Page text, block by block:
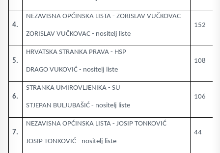
4.
NEZAVISNA OPĆINSKA LISTA - ZORISLAV VUČKOVAC
152
ZORISLAV VUČKOVAC - nositelj liste
5.
HRVATSKA STRANKA PRAVA - HSP
108
DRAGO VUKOVIĆ - nositelj liste
6.
STRANKA UMIROVLJENIKA - SU
106
STJEPAN BULJUBAŠIĆ - nositelj liste
7.
NEZAVISNA OPĆINSKA LISTA - JOSIP TONKOVIĆ
44
JOSIP TONKOVIĆ - nositelj liste